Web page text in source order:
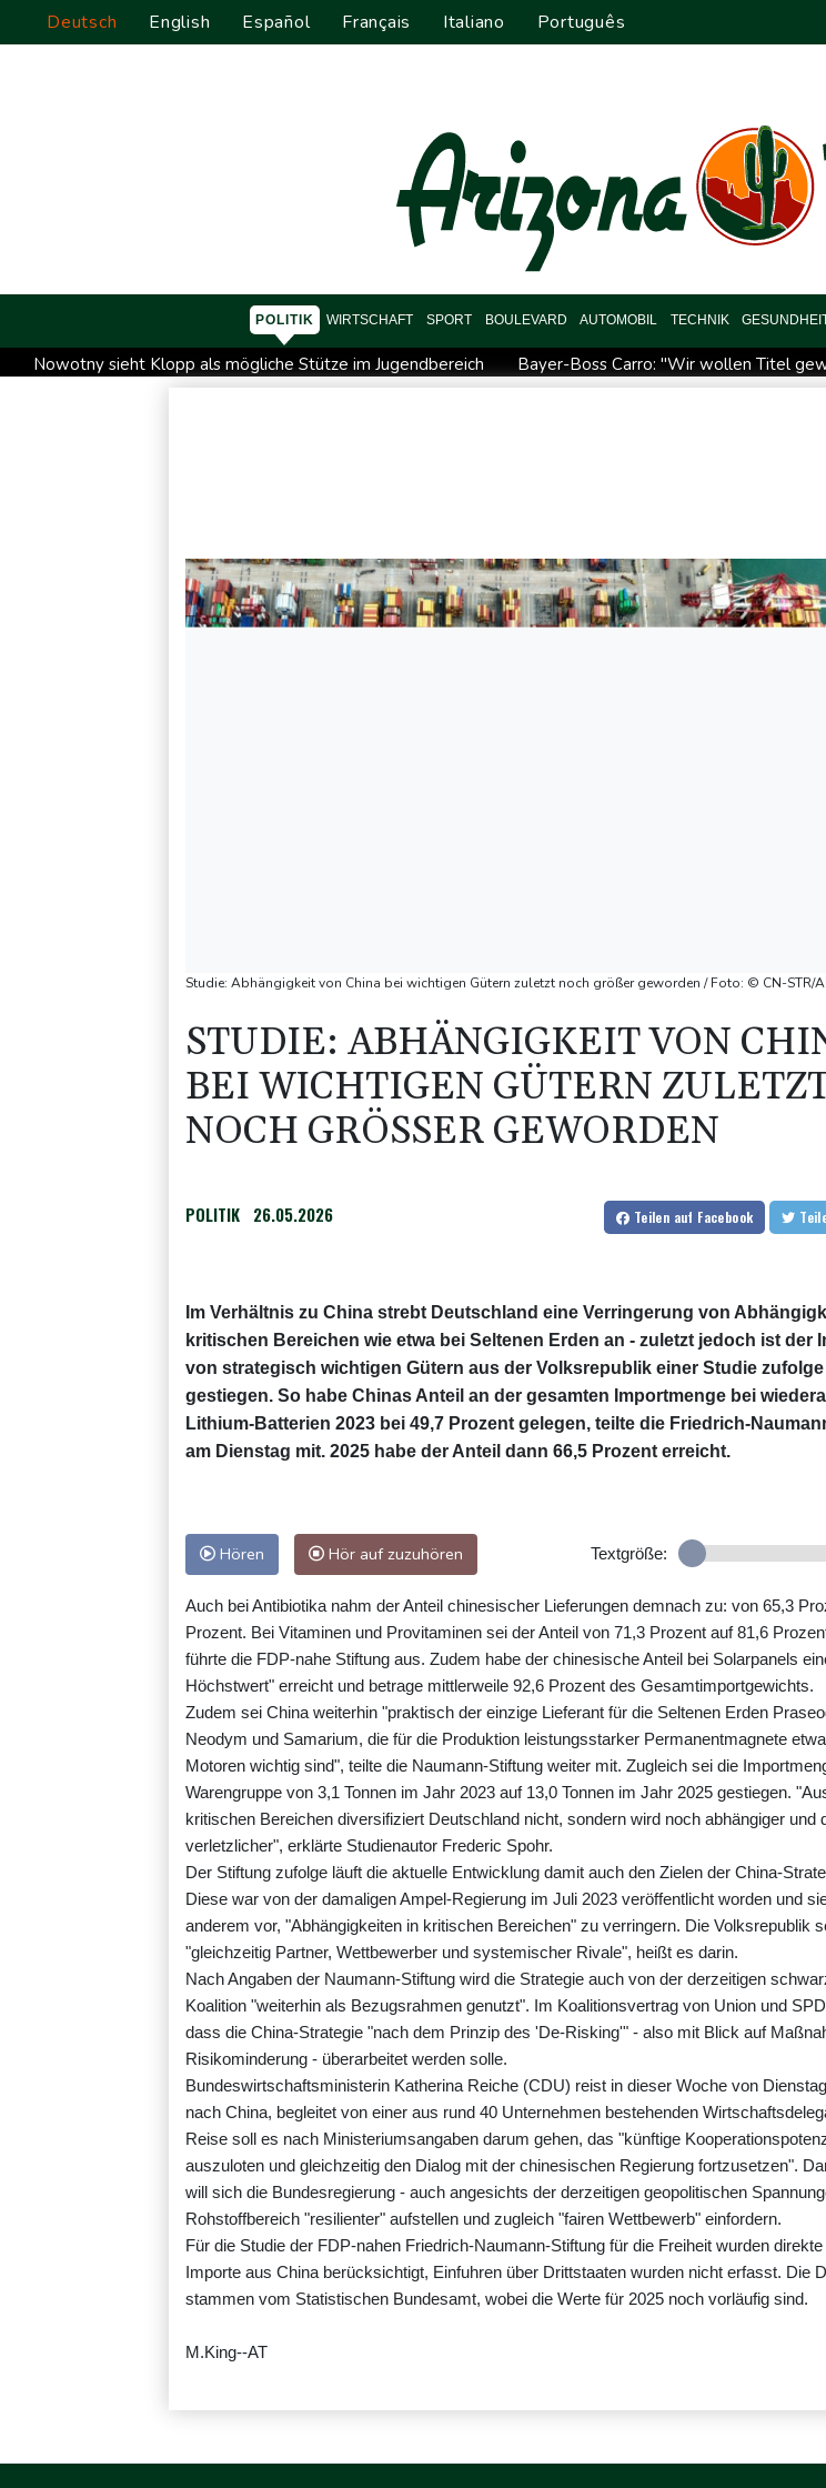
Deutsch English Español Français Italiano Português
POLITIK WIRTSCHAFT SPORT BOULEVARD AUTOMOBIL TECHNIK
Nowotny sieht Klopp als mögliche Stütze im Jugendbereich Bayer-Boss Carro: "Wir wollen Titel
BUND
Abholzung im Amazonas auf
Studie: Abhängigkeit von China bei wichtigen Gütern zuletzt noch größer geworden / Foto: © CN-STR/
STUDIE: ABHÄNGIGKEIT VON
BEI WICHTIGEN GÜTERN
NOCH GRÖSSER GEWORDEN
POLITIK 26.05.2026 Teilen auf Facebook
Im Verhältnis zu China strebt Deutschland eine Verringerung von
kritischen Bereichen wie etwa bei Seltenen Erden an - zuletzt jedoch ist der
von strategisch wichtigen Gütern aus der Volksrepublik einer Studie
gestiegen. So habe Chinas Anteil an der gesamten Importmenge bei
Lithium-Batterien 2023 bei 49,7 Prozent gelegen, teilte die Friedrich-
am Dienstag mit. 2025 habe der Anteil dann 66,5 Prozent erreicht.
Hören Hör auf zuzuhören Textgröße:
Auch bei Antibiotika nahm der Anteil chinesischer Lieferungen demnach zu: von 65,3
Prozent. Bei Vitaminen und Provitaminen sei der Anteil von 71,3 Prozent auf 81,6
führte die FDP-nahe Stiftung aus. Zudem habe der chinesische Anteil bei Solarpanels
Höchstwert" erreicht und betrage mittlerweile 92,6 Prozent des Gesamtimportgewichts.
Zudem sei China weiterhin "praktisch der einzige Lieferant für die Seltenen Erden
Neodym und Samarium, die für die Produktion leistungsstarker Permanentmagnete
Motoren wichtig sind", teilte die Naumann-Stiftung weiter mit. Zugleich sei die
Warengruppe von 3,1 Tonnen im Jahr 2023 auf 13,0 Tonnen im Jahr 2025 gestiegen.
kritischen Bereichen diversifiziert Deutschland nicht, sondern wird noch abhängiger und
verletzlicher", erklärte Studienautor Frederic Spohr.
Der Stiftung zufolge läuft die aktuelle Entwicklung damit auch den Zielen der China-
Diese war von der damaligen Ampel-Regierung im Juli 2023 veröffentlicht worden und
anderem vor, "Abhängigkeiten in kritischen Bereichen" zu verringern. Die Volksrepublik
"gleichzeitig Partner, Wettbewerber und systemischer Rivale", heißt es darin.
Nach Angaben der Naumann-Stiftung wird die Strategie auch von der derzeitigen
Koalition "weiterhin als Bezugsrahmen genutzt". Im Koalitionsvertrag von Union und
dass die China-Strategie "nach dem Prinzip des 'De-Risking'" - also mit Blick auf
Risikominderung - überarbeitet werden solle.
Bundeswirtschaftsministerin Katherina Reiche (CDU) reist in dieser Woche von
nach China, begleitet von einer aus rund 40 Unternehmen bestehenden
Reise soll es nach Ministeriumsangaben darum gehen, das "künftige
auszuloten und gleichzeitig den Dialog mit der chinesischen Regierung fortzusetzen".
will sich die Bundesregierung - auch angesichts der derzeitigen geopolitischen
Rohstoffbereich "resilienter" aufstellen und zugleich "fairen Wettbewerb" einfordern.
Für die Studie der FDP-nahen Friedrich-Naumann-Stiftung für die Freiheit wurden
Importe aus China berücksichtigt, Einfuhren über Drittstaaten wurden nicht erfasst. Die
stammen vom Statistischen Bundesamt, wobei die Werte für 2025 noch vorläufig sind.
M.King--AT